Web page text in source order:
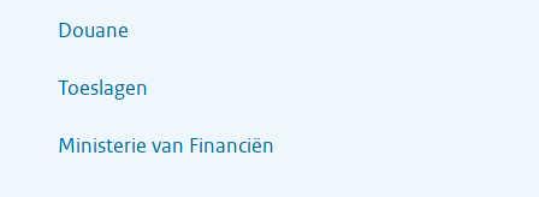
Douane
Toeslagen
Ministerie van Financiën